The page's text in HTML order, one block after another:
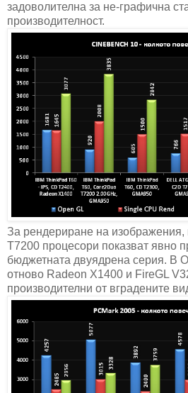
задоволителна за не-графична
производителност.
За рендериране на
T7200 процесори показват явно
бюджетната двуядрена серия. В
отново Radeon X1400 и FireGL
производителни от вградените